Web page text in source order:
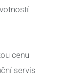
cenu
servis